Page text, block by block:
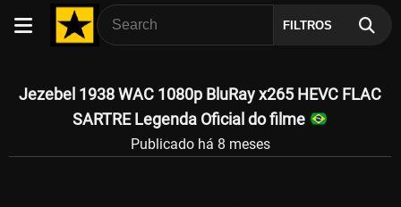
FILTROS
Jezebel 1938 WAC 1080p BluRay x265 HEVC FLAC
SARTRE Legenda Oficial do filme
Publicado há 8 meses